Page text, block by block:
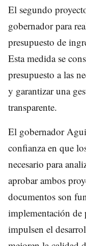
El segundo
gobernador para
presupuesto de
Esta medida se
presupuesto a las
y garantizar una
transparente.
El gobernador
confianza en que
necesario para
aprobar ambos
documentos son
implementación de
impulsen el